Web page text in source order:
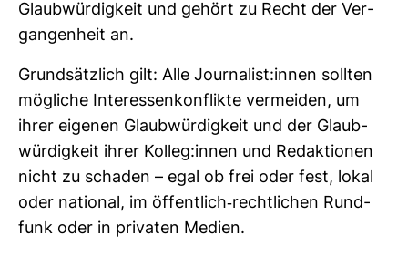
Glaub­wür­dig­keit und gehört zu Recht der Ver­
gan­gen­heit an.
Grund­sätz­lich gilt: Alle Jour­na­list:innen sollten
mög­liche Inter­es­sen­kon­flikte ver­meiden, um
ihrer eigenen Glaub­wür­dig­keit und der Glaub­
wür­dig­keit ihrer Kolleg:innen und Redak­tionen
nicht zu schaden – egal ob frei oder fest, lokal
oder national, im öffent­lich-​recht­li­chen Rund­
funk oder in pri­vaten Medien.